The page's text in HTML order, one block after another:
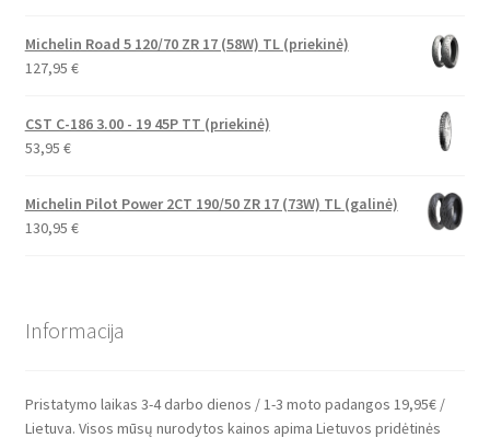
Michelin Road 5 120/70 ZR 17 (58W) TL (priekinė)
127,95 €
CST C-186 3.00 - 19 45P TT (priekinė)
53,95 €
Michelin Pilot Power 2CT 190/50 ZR 17 (73W) TL (galinė)
130,95 €
Informacija
Pristatymo laikas 3-4 darbo dienos / 1-3 moto padangos 19,95€ /
Lietuva. Visos mūsų nurodytos kainos apima Lietuvos pridėtinės